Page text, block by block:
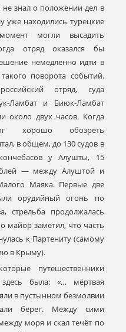
не знал о положении дел в
уже находились турецкие
могли высадить
отряд оказался бы
немедленно идти в
поворота событий.
отряд, суда
Ламбат и Биюк-Ламбат
около двух часов. Когда
хорошо обозреть
в общем, до 130 судов в
у Алушты, 15
— между Алуштой и
Маяка. Первые две
орудийный огонь по
стрельба продолжалась
майор заметил, что часть
к Партениту (самому
в Крыму).
путешественники
здесь была: «… мёртвая
в пустынном безмолвии
берег. Между сими
моря и скал течёт по